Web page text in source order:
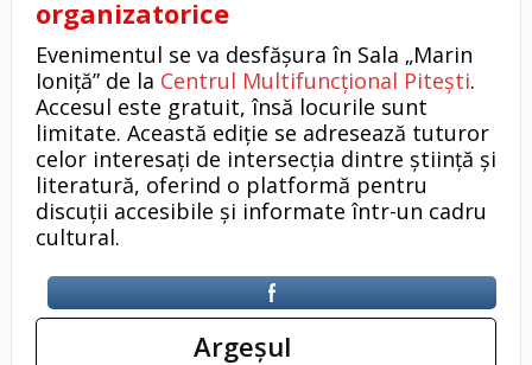
organizatorice
Evenimentul se va desfășura în Sala „Marin
Ioniță” de la Centrul Multifuncțional Pitești.
Accesul este gratuit, însă locurile sunt
limitate. Această ediție se adresează tuturor
celor interesați de intersecția dintre știință și
literatură, oferind o platformă pentru
discuții accesibile și informate într-un cadru
cultural.
Argeşul